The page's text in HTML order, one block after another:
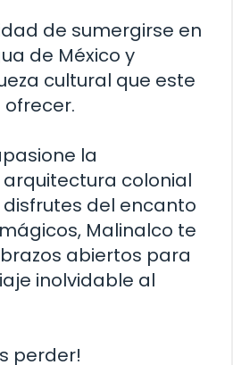
de sumergirse en
de México y
cultural que este
la
colonial
del encanto
Malinalco te
abiertos para
inolvidable al
perder!